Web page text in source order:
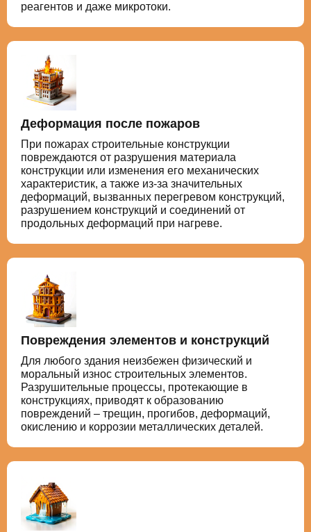
реагентов и даже микротоки.
Деформация после пожаров
При пожарах строительные конструкции
повреждаются от разрушения материала
конструкции или изменения его механических
характеристик, а также из-за значительных
деформаций, вызванных перегревом конструкций,
разрушением конструкций и соединений от
продольных деформаций при нагреве.
Повреждения элементов и конструкций
Для любого здания неизбежен физический и
моральный износ строительных элементов.
Разрушительные процессы, протекающие в
конструкциях, приводят к образованию
повреждений – трещин, прогибов, деформаций,
окислению и коррозии металлических деталей.